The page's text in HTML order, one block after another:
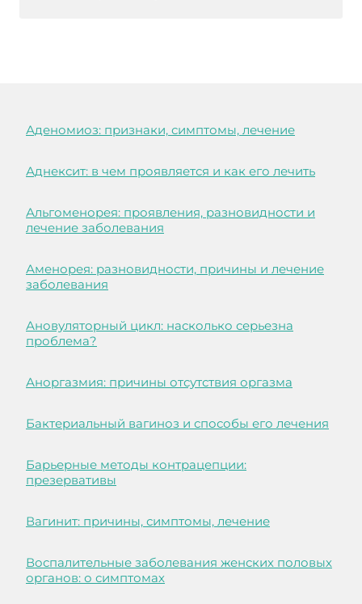
Аденомиоз: признаки, симптомы, лечение
Аднексит: в чем проявляется и как его лечить
Альгоменорея: проявления, разновидности и
лечение заболевания
Аменорея: разновидности, причины и лечение
заболевания
Ановуляторный цикл: насколько серьезна
проблема?
Аноргазмия: причины отсутствия оргазма
Бактериальный вагиноз и способы его лечения
Барьерные методы контрацепции:
презервативы
Вагинит: причины, симптомы, лечение
Воспалительные заболевания женских половых
органов: о симптомах